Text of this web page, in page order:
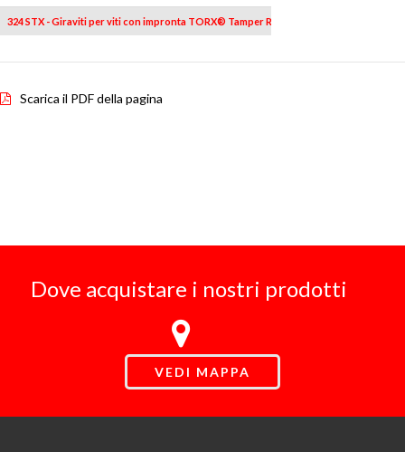
324 STX - Giraviti per viti con impronta TORX® Tamper Resistant
Scarica il PDF della pagina
Dove acquistare i nostri prodotti
VEDI MAPPA